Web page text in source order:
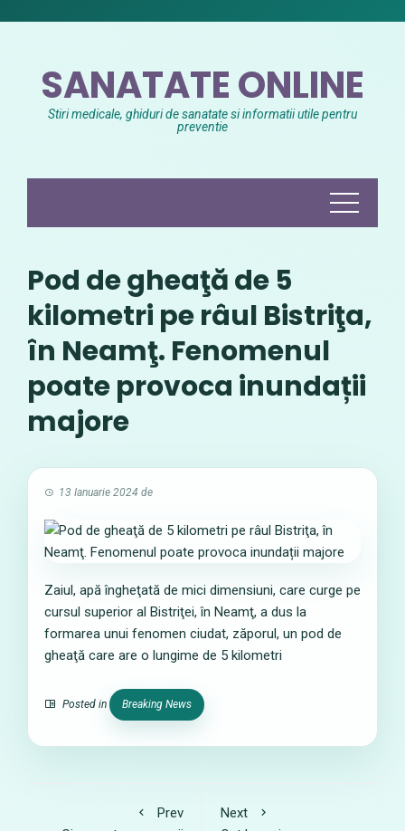
SANATATE ONLINE
Stiri medicale, ghiduri de sanatate si informatii utile pentru
preventie
Pod de gheaţă de 5
kilometri pe râul Bistriţa,
în Neamţ. Fenomenul
poate provoca inundații
majore
13 Ianuarie 2024 de
Zaiul, apă îngheţată de mici dimensiuni, care curge pe
cursul superior al Bistriţei, în Neamţ, a dus la
formarea unui fenomen ciudat, zăporul, un pod de
gheaţă care are o lungime de 5 kilometri
Posted in Breaking News
Prev
Next